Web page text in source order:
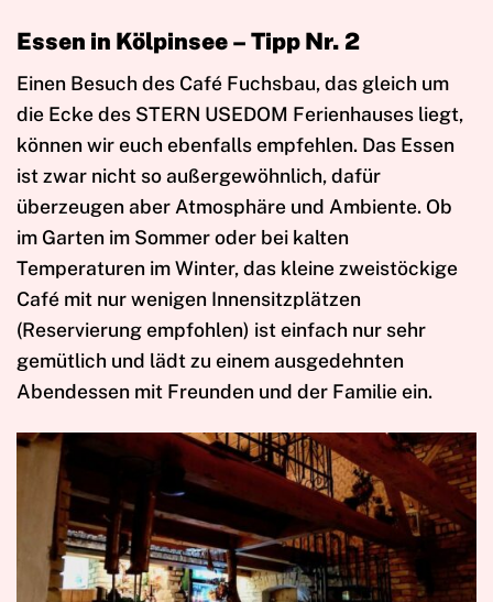
Essen in Kölpinsee – Tipp Nr. 2
Einen Besuch des Café Fuchsbau, das gleich um
die Ecke des STERN USEDOM Ferienhauses liegt,
können wir euch ebenfalls empfehlen. Das Essen
ist zwar nicht so außergewöhnlich, dafür
überzeugen aber Atmosphäre und Ambiente. Ob
im Garten im Sommer oder bei kalten
Temperaturen im Winter, das kleine zweistöckige
Café mit nur wenigen Innensitzplätzen
(Reservierung empfohlen) ist einfach nur sehr
gemütlich und lädt zu einem ausgedehnten
Abendessen mit Freunden und der Familie ein.